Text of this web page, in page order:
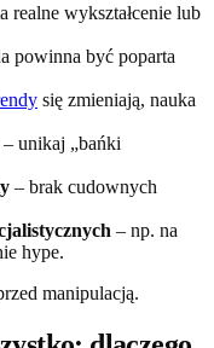
realne wykształcenie lub
powinna być poparta
się zmieniają, nauka
– unikaj „bańki
– brak cudownych
– np. na
hype.
manipulacją.